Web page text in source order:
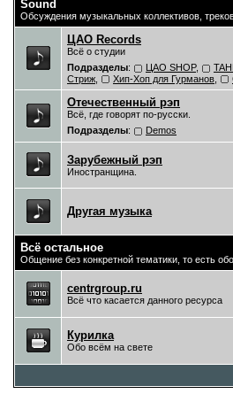
Sound
Обсуждения музыкальных коллективов, треков
ЦAO Records
Всё о студии
Подразделы: ЦАО SHOP,
Стриж
Хип-Хоп для Гурманов
Отечественный рэп
Всё, где говорят по-русски.
Подразделы: Demos
Зарубежный рэп
Иностранщина.
Другая музыка
Всё остальное
Общение без конкретной тематики, то есть
centrgroup.ru
Всё что касается данного ресурса
Курилка
Обо всём на свете